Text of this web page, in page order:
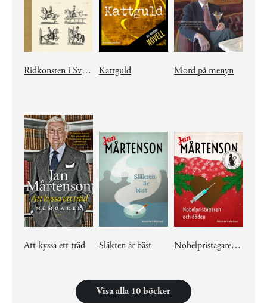
Ridkonsten i Sverige Kattguld Mord på menyn
Att kyssa ett träd Släkten är bäst Nobelpristagaren och döden
Visa alla 10 böcker